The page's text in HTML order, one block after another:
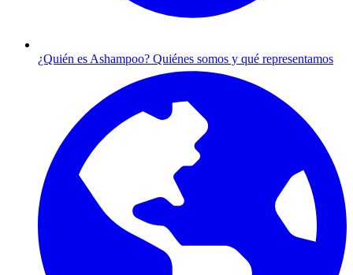
¿Quién es Ashampoo? Quiénes somos y qué representamos